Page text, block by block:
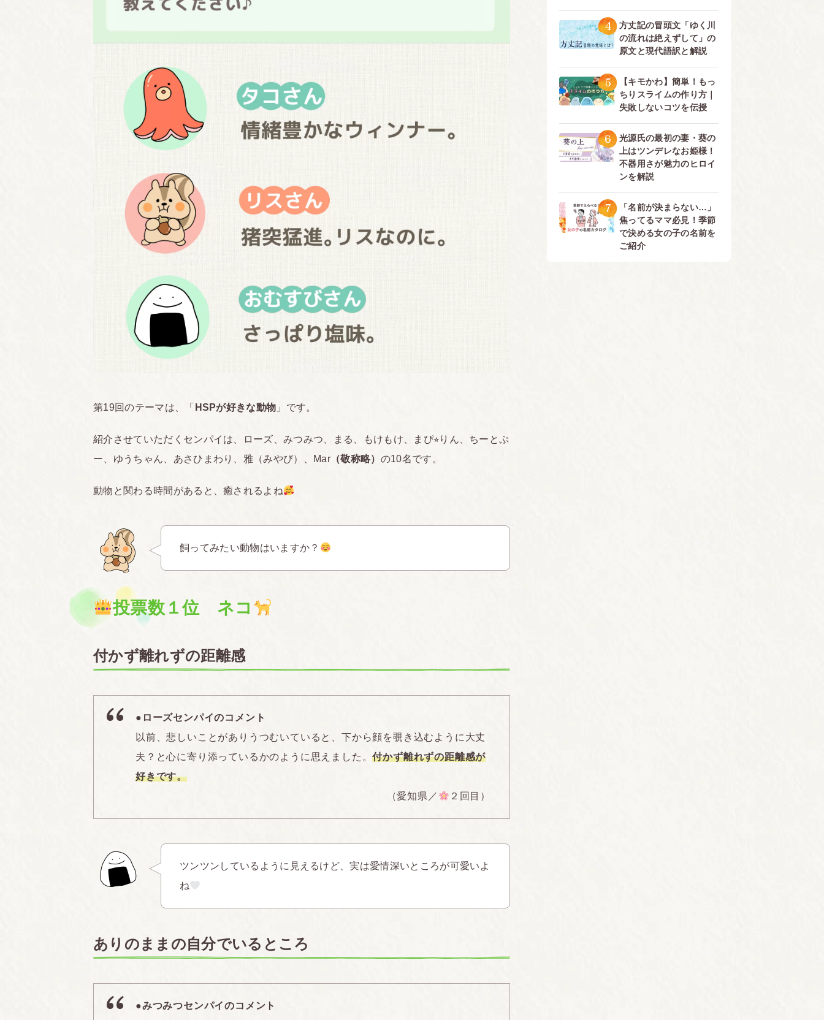
第19回のテーマは、「 HSPが好きな動物 」です。
紹介させていただくセンパイは、ローズ、みつみつ、まる、もけもけ、まぴ⭐︎りん、ちーとぷ
ー、ゆうちゃん、あさひまわり、雅（みやび）、Mar （敬称略） の10名です。
動物と関わる時間があると、癒されるよね
飼ってみたい動物はいますか？
投票数１位 ネコ
付かず離れずの距離感
●ローズセンパイのコメント
以前、悲しいことがありうつむいていると、下から顔を覗き込むように大丈
夫？と心に寄り添っているかのように思えました。付かず離れずの距離感が
好きです。
（愛知県／
２回目）
ツンツンしているように見えるけど、実は愛情深いところが可愛いよ
ね
ありのままの自分でいるところ
●みつみつセンパイのコメント
4
方丈記の冒頭文「ゆく川
の流れは絶えずして」の
原文と現代語訳と解説
5
【キモかわ】簡単！もっ
ちりスライムの作り方｜
失敗しないコツを伝授
6
光源氏の最初の妻・葵の
上はツンデレなお姫様！
不器用さが魅力のヒロイ
ンを解説
7
「名前が決まらない…」
焦ってるママ必見！季節
で決める女の子の名前を
ご紹介